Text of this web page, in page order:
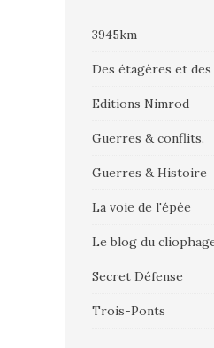
3945km
Des étagères et
Editions Nimrod
Guerres & conflits.
Guerres & Histoire
La voie de l'épée
Le blog du
Secret Défense
Trois-Ponts